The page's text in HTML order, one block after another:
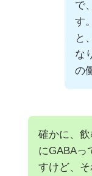
で
す
と
な
の
確かに、
にGABAっ
すけど、